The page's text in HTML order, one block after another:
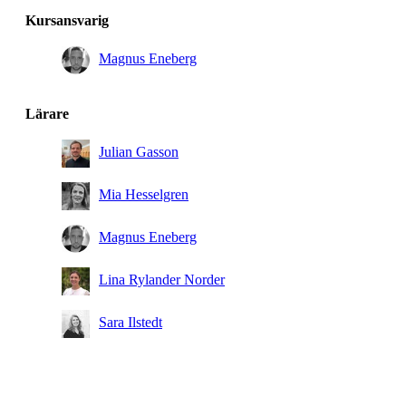
Kursansvarig
Magnus Eneberg
Lärare
Julian Gasson
Mia Hesselgren
Magnus Eneberg
Lina Rylander Norder
Sara Ilstedt